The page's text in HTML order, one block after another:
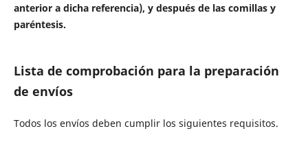
anterior a dicha referencia), y después de las comillas y
paréntesis.
Lista de comprobación para la preparación
de envíos
Todos los envíos deben cumplir los siguientes requisitos.